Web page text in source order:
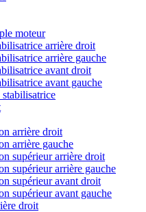
moteur
arrière droit
arrière gauche
avant droit
avant gauche
arrière droit
arrière gauche
supérieur arrière droit
supérieur arrière gauche
supérieur avant droit
supérieur avant gauche
droit